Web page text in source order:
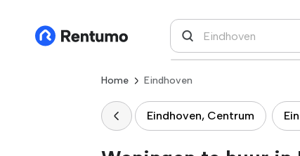
Home Eindhoven
Eindhoven, Centrum